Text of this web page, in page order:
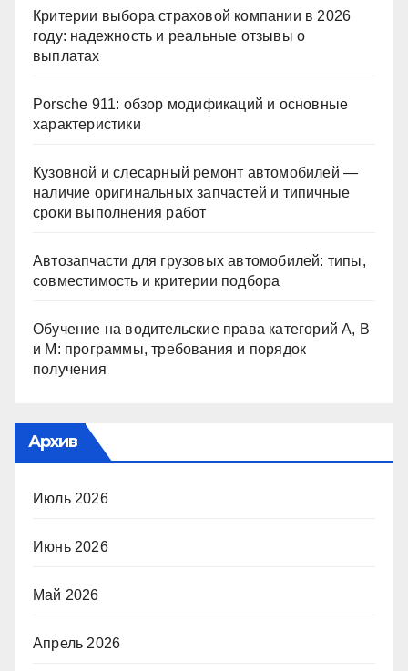
Критерии выбора страховой компании в 2026
году: надежность и реальные отзывы о
выплатах
Porsche 911: обзор модификаций и основные
характеристики
Кузовной и слесарный ремонт автомобилей —
наличие оригинальных запчастей и типичные
сроки выполнения работ
Автозапчасти для грузовых автомобилей: типы,
совместимость и критерии подбора
Обучение на водительские права категорий A, B
и M: программы, требования и порядок
получения
Архив
Июль 2026
Июнь 2026
Май 2026
Апрель 2026